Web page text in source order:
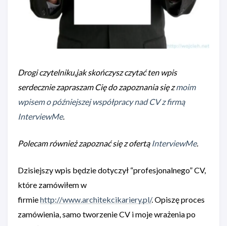
Drogi czytelniku,jak skończysz czytać ten wpis
serdecznie zapraszam Cię do zapoznania się zmoim
wpisem o późniejszej współpracy nad CV z firmą
InterviewMe.
Polecam również zapoznać się z ofertą InterviewMe.
Dzisiejszy wpis będzie dotyczył “profesjonalnego” CV,
które zamówiłem w
firmiehttp://www.architekcikariery.pl/. Opiszę proces
zamówienia, samo tworzenie CV i moje wrażenia po